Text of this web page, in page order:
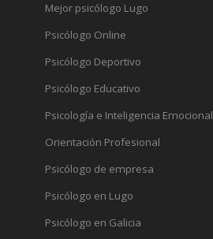
Mejor psicólogo Lugo
Psicólogo Online
Psicólogo Deportivo
Psicólogo Educativo
Psicología e Inteligencia Emocional
Orientación Profesional
Psicólogo de empresa
Psicólogo en Lugo
Psicólogo en Galicia